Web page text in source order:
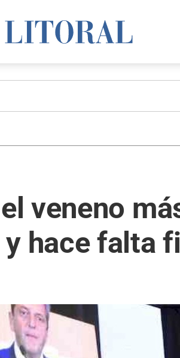
veneno
hace falta